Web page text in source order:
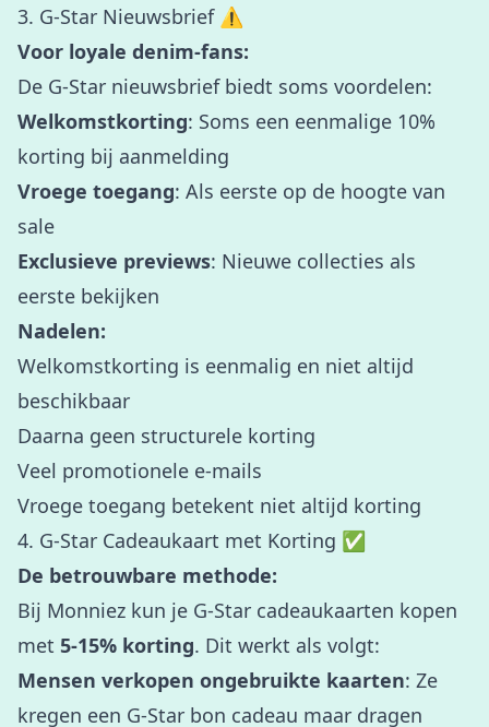
3. G-Star Nieuwsbrief ⚠️
Voor loyale denim-fans:
De G-Star nieuwsbrief biedt soms voordelen:
Welkomstkorting: Soms een eenmalige 10%
korting bij aanmelding
Vroege toegang: Als eerste op de hoogte van
sale
Exclusieve previews: Nieuwe collecties als
eerste bekijken
Nadelen:
Welkomstkorting is eenmalig en niet altijd
beschikbaar
Daarna geen structurele korting
Veel promotionele e-mails
Vroege toegang betekent niet altijd korting
4. G-Star Cadeaukaart met Korting ✅
De betrouwbare methode:
Bij Monniez kun je G-Star cadeaukaarten kopen
met 5-15% korting. Dit werkt als volgt:
Mensen verkopen ongebruikte kaarten: Ze
kregen een G-Star bon cadeau maar dragen